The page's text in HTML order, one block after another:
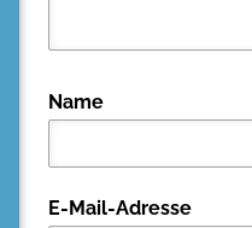
Name
E-Mail-Adresse